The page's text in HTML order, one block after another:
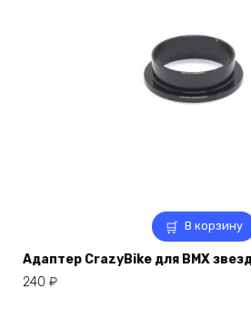
В корзину
Адаптер CrazyBike для BMX
240 ₽